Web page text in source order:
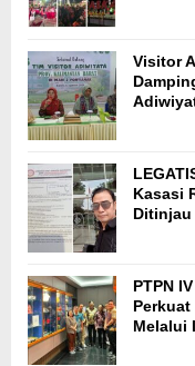
Visitor
Kasasi
Ditinjau
PTPN
Melalui